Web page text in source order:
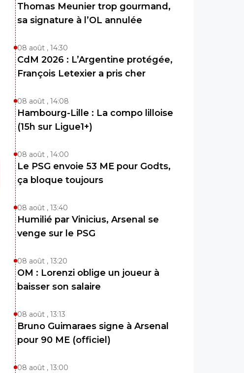
Thomas Meunier trop gourmand,
sa signature à l’OL annulée
08 août , 14:30
CdM 2026 : L’Argentine protégée,
François Letexier a pris cher
08 août , 14:08
Hambourg-Lille : La compo lilloise
(15h sur Ligue1+)
08 août , 14:00
Le PSG envoie 53 ME pour Godts,
ça bloque toujours
08 août , 13:40
Humilié par Vinicius, Arsenal se
venge sur le PSG
08 août , 13:20
OM : Lorenzi oblige un joueur à
baisser son salaire
08 août , 13:13
Bruno Guimaraes signe à Arsenal
pour 90 ME (officiel)
08 août , 13:00